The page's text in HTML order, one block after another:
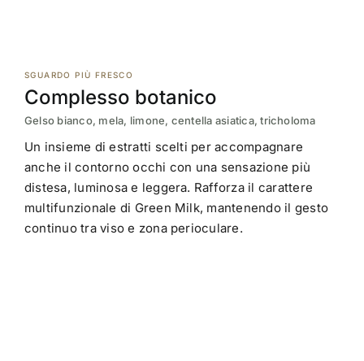
SGUARDO PIÙ FRESCO
Complesso botanico
Gelso bianco, mela, limone, centella asiatica, tricholoma
Un insieme di estratti scelti per accompagnare
anche il contorno occhi con una sensazione più
distesa, luminosa e leggera. Rafforza il carattere
multifunzionale di Green Milk, mantenendo il gesto
continuo tra viso e zona perioculare.